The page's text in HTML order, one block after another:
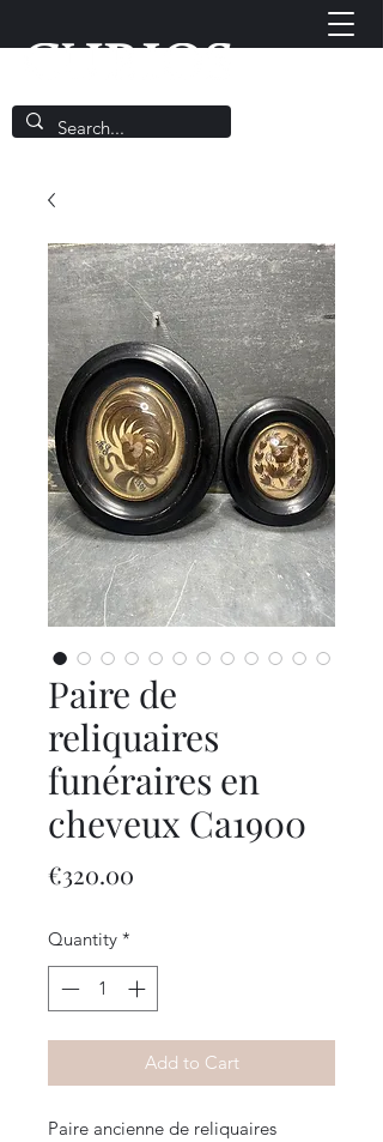
Paire de
reliquaires
funéraires en
cheveux Ca1900
€320.00
Quantity *
Add to Cart
Paire ancienne de reliquaires